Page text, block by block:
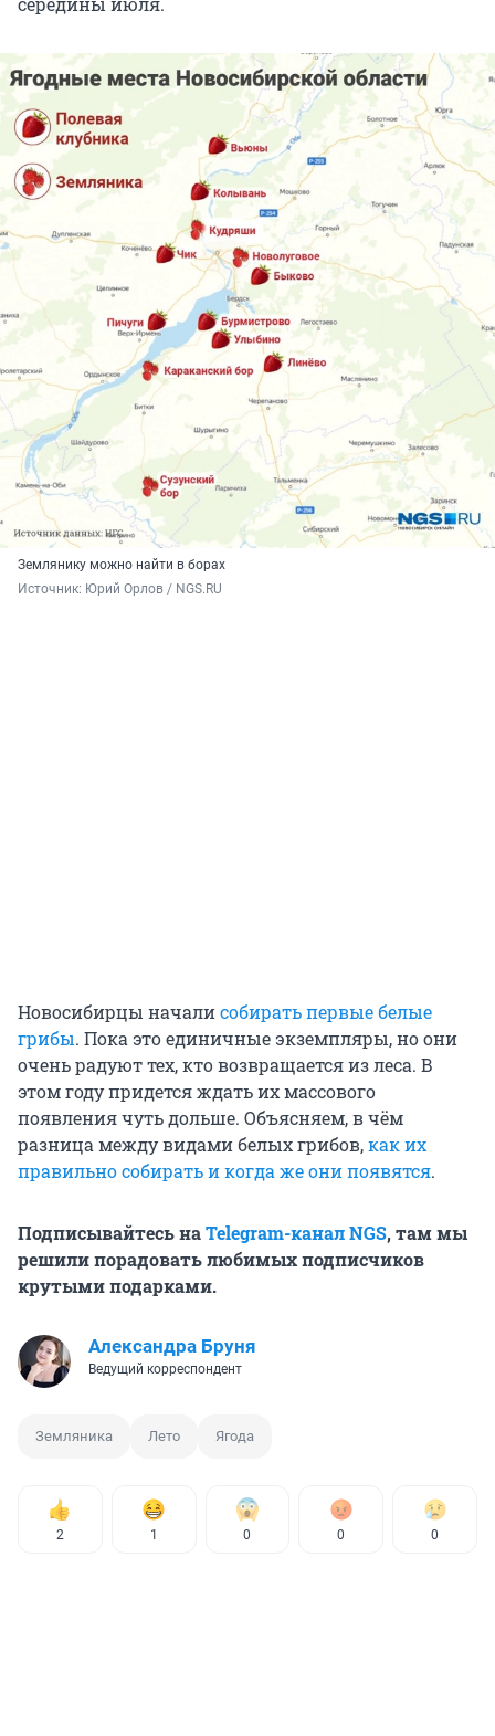
Землянику можно найти в борах
Источник: Юрий Орлов / NGS.RU
Новосибирцы началисобирать первые белые
грибы. Пока это единичные экземпляры, но они
очень радуют тех, кто возвращается из леса. В
этом году придется ждать их массового
появления чуть дольше. Объясняем, в чём
разница между видами белых грибов,как их
правильно собирать и когда же они появятся.
Подписывайтесь наTelegram-канал NGS, там мы
решили порадовать любимых подписчиков
крутыми подарками.
Александра Бруня
Ведущий корреспондент
Земляника Лето Ягода
2 1 0 0 0